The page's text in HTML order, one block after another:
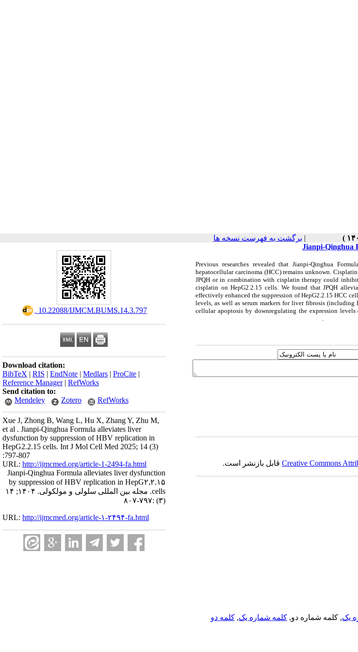
| برگشت به فهرست نسخه ها
‎ 10.22088/IJMCM.BUMS.14.3.797
Download citation:
BibTeX | RIS | EndNote | Medlars | ProCite |
Reference Manager| RefWorks
Send citation to:
Mendeley
Zotero RefWorks
Xue J, Zhong B, Wang L, Hu X, Zhang Y, Zhu M,
et al . Jianpi-Qinghua Formula alleviates liver
dysfunction by suppression of HBV replication in
HepG2.2.15 cells. Int J Mol Cell Med 2025; 14 (3)
:797-807
URL: http://ijmcmed.org/article-1-2494-fa.html
Jianpi-Qinghua Formula alleviates liver dysfunction
by suppression of HBV replication in HepG۲,۲.۱۵
cells. مجله بین المللی سلولی و مولکولی. ۱۴۰۴; ۱۴
(۳) :۷۹۷-۸۰۷
URL: http://ijmcmed.org/article-۱-۲۴۹۴-fa.html
Jianpi-Qinghua
Previous researches revealed that Jianpi-Qinghua
hepatocellular carcinoma (HCC) remains unknown.
JPQH or in combination with cisplatin therapy could
cisplatin on HepG2.2.15 cells. We found that JPQH
effectively enhanced the suppression of HepG2.2.15 HCC
levels, as well as serum markers for liver fibrosis
cellular apoptosis by downregulating the expression
Creative Commonsقابل بازنشر است.
یک, کلمه شماره دو, کلمه شماره یک, کلمه دو